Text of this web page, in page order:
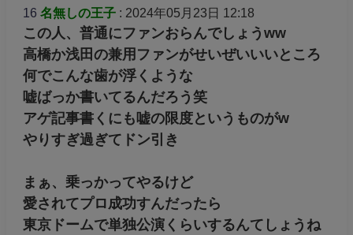
16 名無しの王子: 2024年05月23日 12:18
この人、普通にファンおらんでしょうww
高橋か浅田の兼用ファンがせいぜいいいところ
何でこんな歯が浮くような
嘘ばっか書いてるんだろう笑
アゲ記事書くにも嘘の限度というものがw
やりすぎ過ぎてドン引き
まぁ、乗っかってやるけど
愛されてプロ成功すんだったら
東京ドームで単独公演くらいするんてしょうね